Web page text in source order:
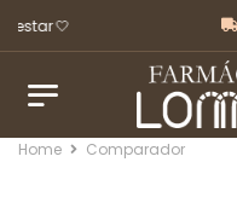
estar 🤍
Home Comparador